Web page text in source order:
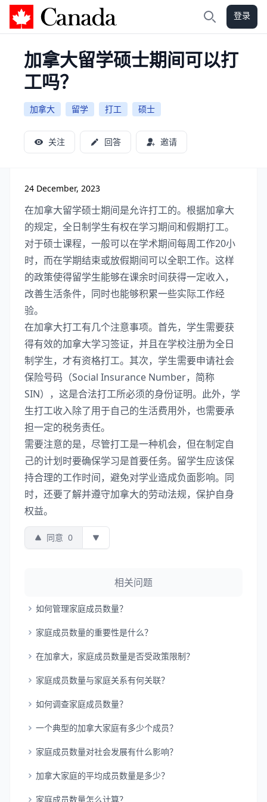
加拿大攻略 登录
加拿大留学硕士期间可以打
工吗？
加拿大 留学 打工 硕士
关注 回答 邀请
24 December, 2023
在加拿大留学硕士期间是允许打工的。根据加拿大
的规定，全日制学生有权在学习期间和假期打工。
对于硕士课程，一般可以在学术期间每周工作20小
时，而在学期结束或放假期间可以全职工作。这样
的政策使得留学生能够在课余时间获得一定收入，
改善生活条件，同时也能够积累一些实际工作经
验。
在加拿大打工有几个注意事项。首先，学生需要获
得有效的加拿大学习签证，并且在学校注册为全日
制学生，才有资格打工。其次，学生需要申请社会
保险号码（Social Insurance Number，简称
SIN），这是合法打工所必须的身份证明。此外，学
生打工收入除了用于自己的生活费用外，也需要承
担一定的税务责任。
需要注意的是，尽管打工是一种机会，但在制定自
己的计划时要确保学习是首要任务。留学生应该保
持合理的工作时间，避免对学业造成负面影响。同
时，还要了解并遵守加拿大的劳动法规，保护自身
权益。
同意 0
相关问题
如何管理家庭成员数量？
家庭成员数量的重要性是什么？
在加拿大，家庭成员数量是否受政策限制？
家庭成员数量与家庭关系有何关联？
如何调查家庭成员数量？
一个典型的加拿大家庭有多少个成员？
家庭成员数量对社会发展有什么影响？
加拿大家庭的平均成员数量是多少？
家庭成员数量怎么计算？